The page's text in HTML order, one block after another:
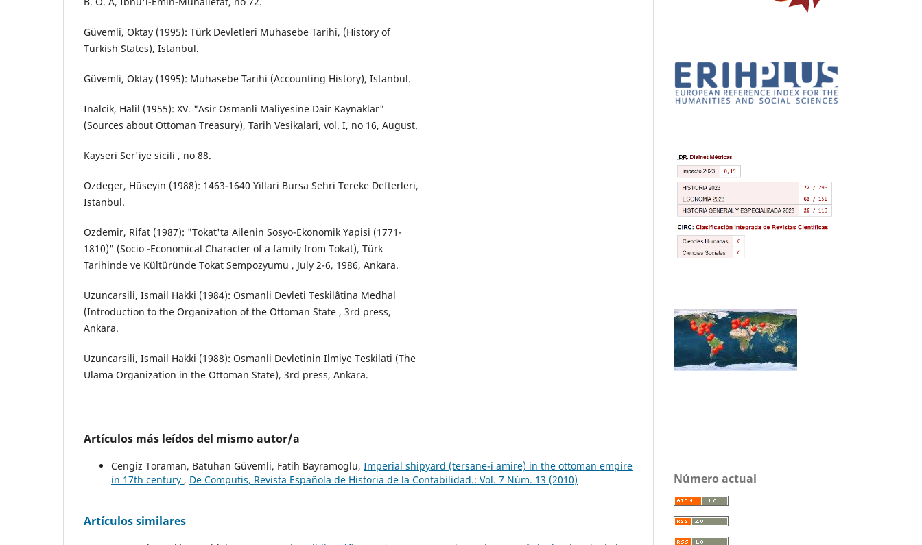
Güvemli, Oktay (1995): Türk Devletleri Muhasebe Tarihi, (History of
Turkish States), Istanbul.
Güvemli, Oktay (1995): Muhasebe Tarihi (Accounting History), Istanbul.
Inalcik, Halil (1955): XV. "Asir Osmanli Maliyesine Dair Kaynaklar"
(Sources about Ottoman Treasury), Tarih Vesikalari, vol. I, no 16, August.
Kayseri Ser'iye sicili , no 88.
Ozdeger, Hüseyin (1988): 1463-1640 Yillari Bursa Sehri Tereke Defterleri,
Istanbul.
Ozdemir, Rifat (1987): "Tokat'ta Ailenin Sosyo-Ekonomik Yapisi (1771-
1810)" (Socio -Economical Character of a family from Tokat), Türk
Tarihinde ve Kültüründe Tokat Sempozyumu , July 2-6, 1986, Ankara.
Uzuncarsili, Ismail Hakki (1984): Osmanli Devleti Teskilâtina Medhal
(Introduction to the Organization of the Ottoman State , 3rd press,
Ankara.
Uzuncarsili, Ismail Hakki (1988): Osmanli Devletinin Ilmiye Teskilati (The
Ulama Organization in the Ottoman State), 3rd press, Ankara.
Artículos más leídos del mismo autor/a
Cengiz Toraman, Batuhan Güvemli, Fatih Bayramoglu, Imperial shipyard (tersane-i amire) in the ottoman empire
in 17th century , De Computis, Revista Española de Historia de la Contabilidad.: Vol. 7 Núm. 13 (2010)
Artículos similares
Número actual